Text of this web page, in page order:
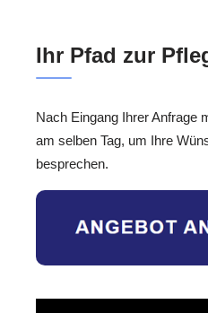
Ihr Pfad zur
Nach Eingang Ihrer Anfrage
am selben Tag, um Ihre
besprechen.